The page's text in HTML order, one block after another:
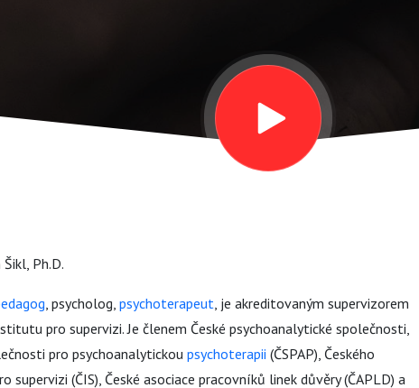
Šikl, Ph.D.
, psycholog, psychoterapeut, je akreditovaným supervizorem
pro supervizi. Je členem České psychoanalytické společnosti,
pro psychoanalytickou psychoterapii (ČSPAP), Českého
supervizi (ČIS), České asociace pracovníků linek důvěry (ČAPLD) a